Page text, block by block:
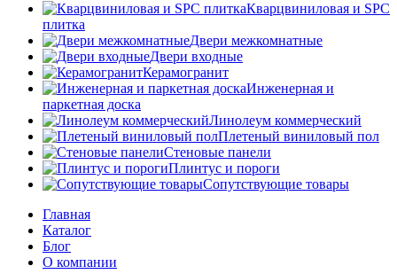
Кварцвиниловая и SPC
плитка
Двери межкомнатные
Двери входные
Керамогранит
Инженерная и
паркетная доска
Линолеум коммерческий
Плетеный виниловый пол
Стеновые панели
Плинтус и пороги
Сопутствующие товары
Главная
Каталог
Блог
О компании